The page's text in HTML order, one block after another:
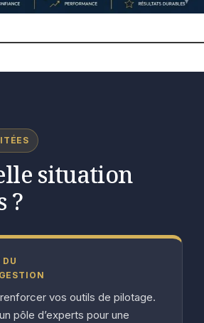
situation
?
vos outils de pilotage.
pôle d’experts pour une